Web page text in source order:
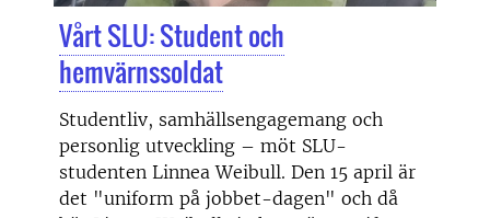
Vårt SLU: Student och
hemvärnssoldat
Studentliv, samhällsengagemang och
personlig utveckling – möt SLU-
studenten Linnea Weibull. Den 15 april är
det "uniform på jobbet-dagen" och då